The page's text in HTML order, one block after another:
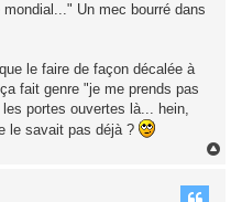
Un mec bourré dans
le faire de façon décalée à
fait genre "je me prends pas
portes ouvertes là... hein,
le savait pas déjà ?